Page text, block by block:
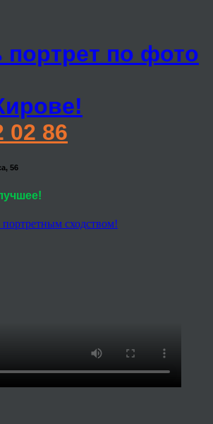
портрет по фото
02 86
56
портретным сходством!